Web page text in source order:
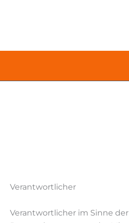
Verantwortlicher
Verantwortlicher im Sinne